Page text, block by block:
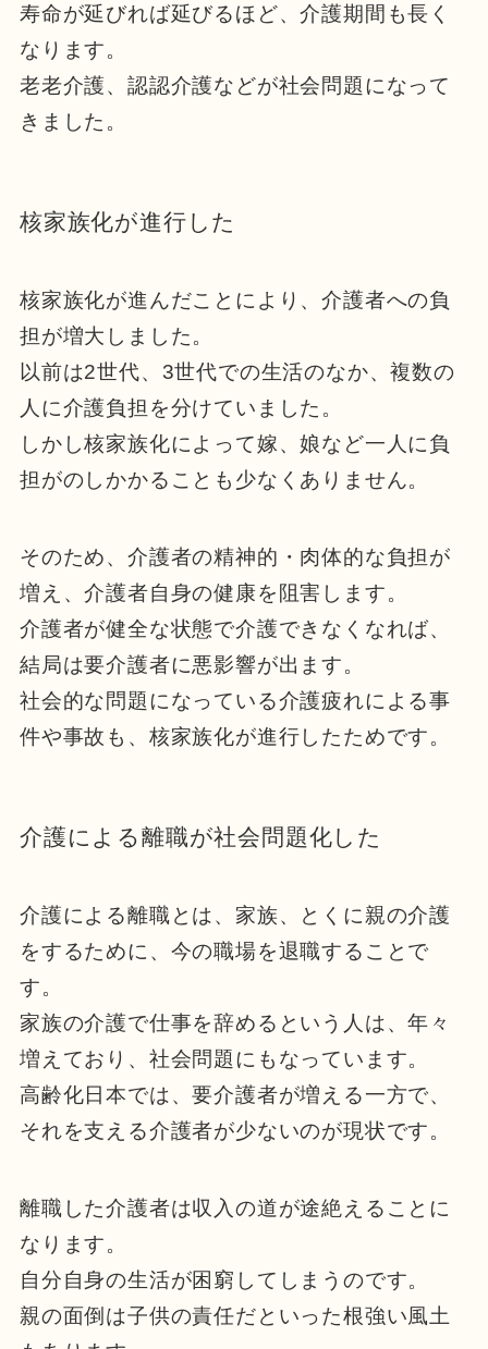
寿命が延びれば延びるほど、介護期間も長く
なります。
老老介護、認認介護などが社会問題になって
きました。
核家族化が進行した
核家族化が進んだことにより、介護者への負
担が増大しました。
以前は2世代、3世代での生活のなか、複数の
人に介護負担を分けていました。
しかし核家族化によって嫁、娘など一人に負
担がのしかかることも少なくありません。
そのため、介護者の精神的・肉体的な負担が
増え、介護者自身の健康を阻害します。
介護者が健全な状態で介護できなくなれば、
結局は要介護者に悪影響が出ます。
社会的な問題になっている介護疲れによる事
件や事故も、核家族化が進行したためです。
介護による離職が社会問題化した
介護による離職とは、家族、とくに親の介護
をするために、今の職場を退職することで
す。
家族の介護で仕事を辞めるという人は、年々
増えており、社会問題にもなっています。
高齢化日本では、要介護者が増える一方で、
それを支える介護者が少ないのが現状です。
離職した介護者は収入の道が途絶えることに
なります。
自分自身の生活が困窮してしまうのです。
親の面倒は子供の責任だといった根強い風土